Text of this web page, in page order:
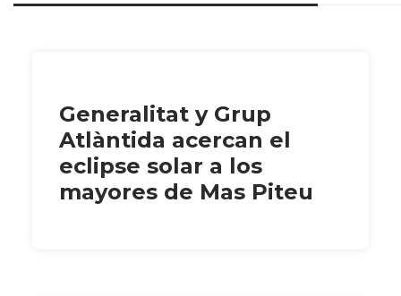
Generalitat y Grup
Atlàntida acercan el
eclipse solar a los
mayores de Mas Piteu